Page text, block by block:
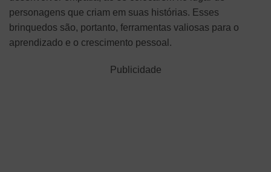
personagens que criam em suas histórias. Esses
brinquedos são, portanto, ferramentas valiosas para o
aprendizado e o crescimento pessoal.
Publicidade